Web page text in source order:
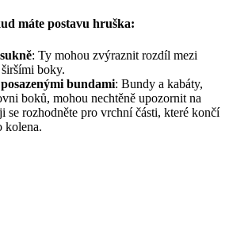
máte postavu hruška:
: Ty mohou zvýraznit rozdíl mezi
boky.
bundami: Bundy a kabáty,
boků, mohou nechtěně upozornit na
se rozhodněte pro vrchní části, které končí
kolena.